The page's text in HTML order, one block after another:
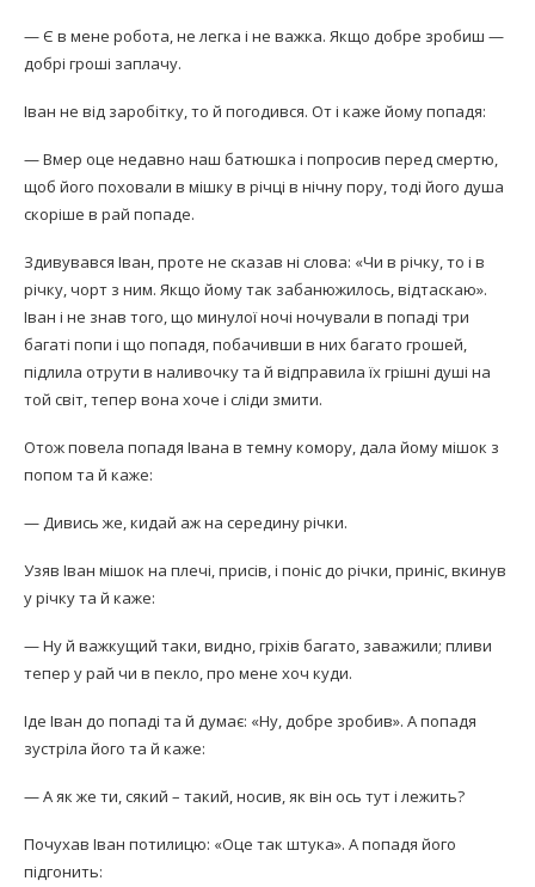
— Є в мене робота, не легка і не важка. Якщо доб­ре зробиш —
добрі гроші заплачу.
Іван не від заробітку, то й погодився. От і каже йому попадя:
— Вмер оце недавно наш батюшка і попросив пе­ред смертю,
щоб його поховали в мішку в річці в ніч­ну пору, тоді його душа
скоріше в рай попаде.
Здивувався Іван, проте не сказав ні слова: «Чи в річку, то і в
річку, чорт з ним. Якщо йому так забанюжилось, відтаскаю».
Іван і не знав того, що минулої ночі ночували в попаді три
багаті попи і що попадя, побачивши в них багато грошей,
підлила отрути в на­ливочку та й відправила їх грішні душі на
той світ, тепер вона хоче і сліди змити.
Отож повела попадя Івана в темну комору, дала йому мішок з
попом та й каже:
— Дивись же, кидай аж на середину річки.
Узяв Іван мішок на плечі, присів, і поніс до річки, приніс, вкинув
у річку та й каже:
— Ну й важкущий таки, видно, гріхів багато, заважили; пливи
тепер у рай чи в пекло, про мене хоч куди.
Іде Іван до попаді та й думає: «Ну, добре зробив». А попадя
зустріла його та й каже:
— А як же ти, сякий – такий, носив, як він ось тут і лежить?
Почухав Іван потилицю: «Оце так штука». А попа­дя його
підгонить: